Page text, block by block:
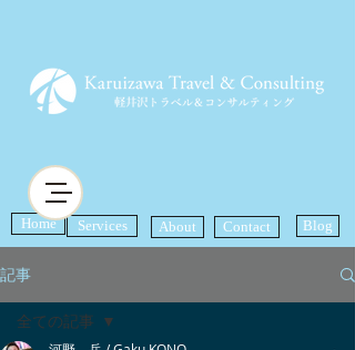
Home Services About Contact Blog
記事
全ての記事